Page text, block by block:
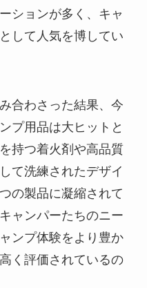
ションが多く、キャ
して人気を博してい
合わさった結果、今
プ用品は大ヒットと
持つ着火剤や高品質
て洗練されたデザイ
の製品に凝縮されて
ャンパーたちのニー
ンプ体験をより豊か
く評価されているの